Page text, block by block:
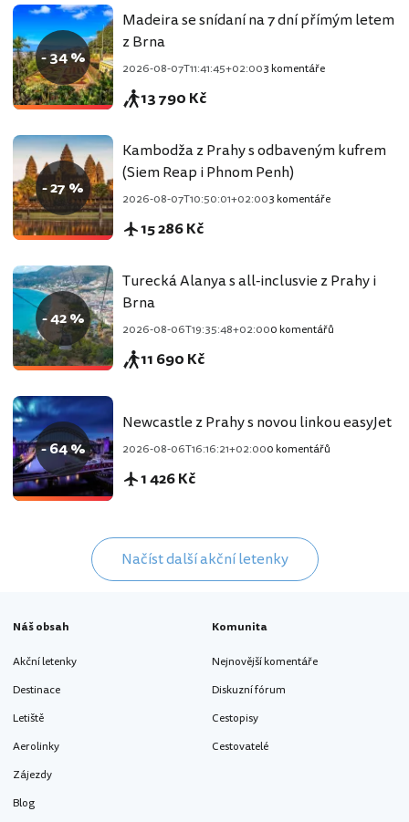
- 34 %
Madeira se snídaní na 7 dní přímým letem
z Brna
2026-08-07T11:41:45+02:003 komentáře
13 790 Kč
- 27 %
Kambodža z Prahy s odbaveným kufrem
(Siem Reap i Phnom Penh)
2026-08-07T10:50:01+02:003 komentáře
15 286 Kč
- 42 %
Turecká Alanya s all-inclusvie z Prahy i
Brna
2026-08-06T19:35:48+02:000 komentářů
11 690 Kč
- 64 %
Newcastle z Prahy s novou linkou easyJet
2026-08-06T16:16:21+02:000 komentářů
1 426 Kč
Načíst další akční letenky
Náš obsah
Akční letenky
Destinace
Letiště
Aerolinky
Zájezdy
Blog
Komunita
Nejnovější komentáře
Diskuzní fórum
Cestopisy
Cestovatelé